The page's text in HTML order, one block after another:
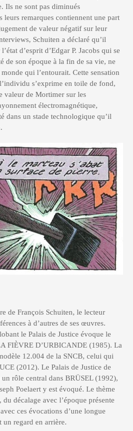
Ils ne sont pas diminués
leurs remarques contiennent une part
de valeur négatif sur leur
Schuiten a déclaré qu’il
d’esprit d’Edgar P. Jacobs qui se
de son époque à la fin de sa vie, ne
qui l’entourait. Cette sensation
s’exprime en toile de fond,
valeur de Mortimer sur les
électromagnétique,
dans un stade technologique qu’il
de François Schuiten, le lecteur
à d’autres de ses œuvres.
le Palais de Justice évoque le
FIÈVRE D’URBICANDE (1985). La
12.004 de la SNCB, celui qui
(2012). Le Palais de Justice de
rôle central dans BRÜSEL (1992),
Poelaert y est évoqué. Le thème
du décalage avec l’époque présente
ces évocations d’une longue
un regard en arrière.